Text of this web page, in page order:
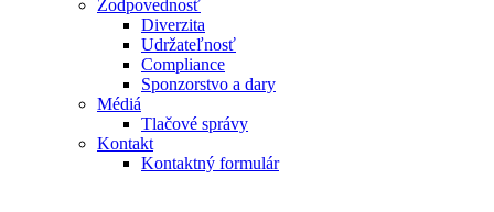
Zodpovednosť
Diverzita
Udržateľnosť
Compliance
Sponzorstvo a dary
Médiá
Tlačové správy
Kontakt
Kontaktný formulár